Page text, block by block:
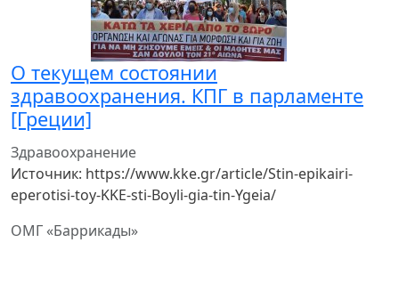
О текущем состоянии
здравоохранения. КПГ в парламенте
[Греции]
Здравоохранение
Источник: https://www.kke.gr/article/Stin-epikairi-
eperotisi-toy-KKE-sti-Boyli-gia-tin-Ygeia/
ОМГ «Баррикады»